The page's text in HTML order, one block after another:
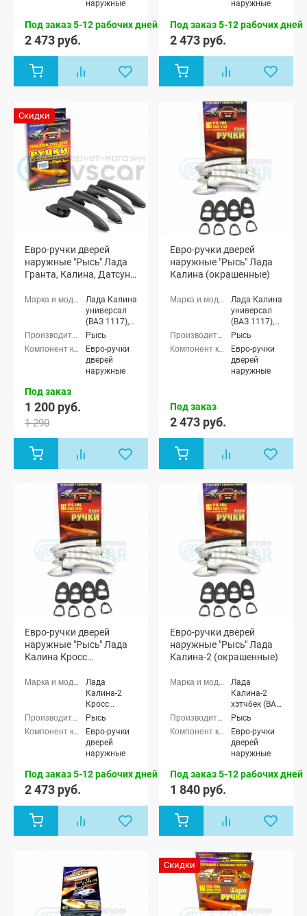
наружные
Под заказ 5-12 рабочих дней
2 473 руб.
Лада Гранта
ФЛ лифтбек,
Лада Гранта
наружные
Под заказ 5-12 рабочих дней
2 473 руб.
Скидки
Евро-ручки дверей
наружные "Рысь" Лада
Гранта, Калина, Датсун
Лада Калина
универсал
(ВАЗ 1117),
Лада Калина
седан (ВАЗ
1118), Лада
Калина
хэтчбек (ВАЗ
(ВАЗ 2194),
Кросс
универсал,
Лада Гранта
седан (ВАЗ
2190), Лада
Гранта
лифтбек
(ВАЗ 2191),
Лада Гранта
ФЛ седан,
Лада Гранта
ФЛ хэтчбек,
Лада Гранта
ФЛ
универсал,
Лада Гранта
ФЛ лифтбек,
ФЛ Кросс
универсал,
Datsun On-
Do, Datsun
Mi-Do
Рысь
Евро-ручки
дверей
наружные
Под заказ
1 200 руб.
1 290
Евро-ручки дверей
наружные "Рысь" Лада
Калина (окрашенные)
Лада Калина
универсал
(ВАЗ 1117),
Лада Калина
седан (ВАЗ
1118), Лада
Калина
хэтчбек (ВАЗ
Рысь
Евро-ручки
дверей
наружные
Под заказ
2 473 руб.
Евро-ручки дверей
наружные "Рысь" Лада
Калина Кросс
Лада
Калина-2
Кросс
универсал
Рысь
Евро-ручки
дверей
наружные
Под заказ 5-12 рабочих дней
2 473 руб.
Евро-ручки дверей
наружные "Рысь" Лада
Калина-2 (окрашенные)
Лада
Калина-2
хэтчбек (ВАЗ
2192), Лада
универсал
(ВАЗ 2194)
Рысь
Евро-ручки
дверей
наружные
Под заказ 5-12 рабочих дней
1 840 руб.
Скидки